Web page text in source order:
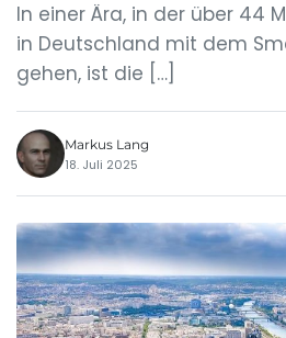
In einer Ära, in der über 44
in Deutschland mit dem
gehen, ist die […]
Markus Lang
18. Juli 2025